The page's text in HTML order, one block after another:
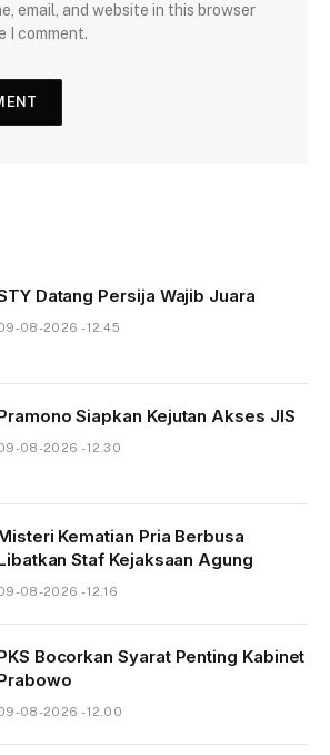
email, and website in this browser
I comment.
Datang Persija Wajib Juara
08-2026 - 12.45
Siapkan Kejutan Akses JIS
08-2026 - 12.30
Kematian Pria Berbusa
Staf Kejaksaan Agung
08-2026 - 12.16
Bocorkan Syarat Penting Kabinet
08-2026 - 12.00